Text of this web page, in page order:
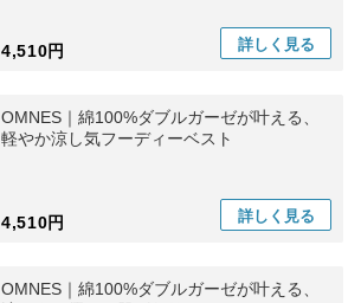
4,510円 詳しく 見る
OMNES｜綿100%ダブルガーゼが叶える、
軽やか涼し気フーディーベスト
4,510円 詳しく 見る
OMNES｜綿100%ダブルガーゼが叶える、